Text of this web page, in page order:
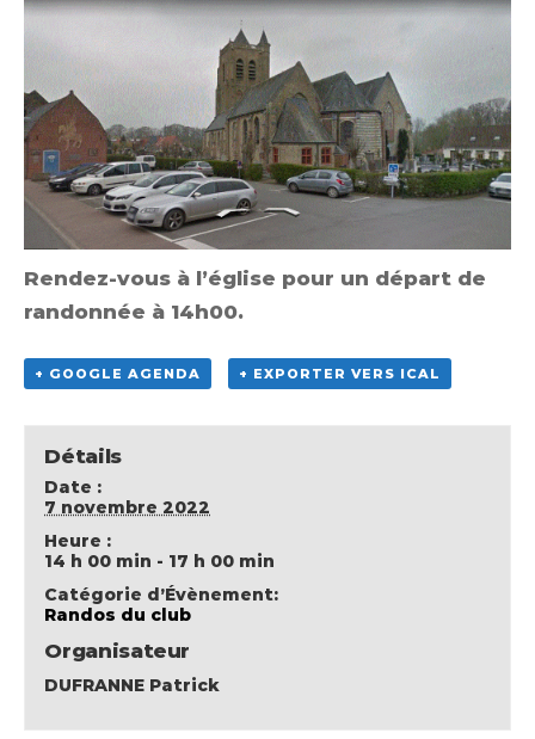
Rendez-vous à l’église pour un départ de
randonnée à 14h00.
+ GOOGLE AGENDA + EXPORTER VERS ICAL
Détails
Date :
7 novembre 2022
Heure :
14 h 00 min - 17 h 00 min
Catégorie d’Évènement:
Randos du club
Organisateur
DUFRANNE Patrick